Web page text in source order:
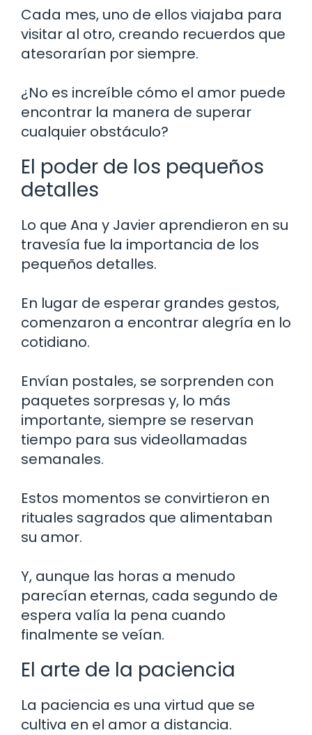
Cada mes, uno de ellos viajaba para
visitar al otro, creando recuerdos que
atesorarían por siempre.
¿No es increíble cómo el amor puede
encontrar la manera de superar
cualquier obstáculo?
El poder de los pequeños
detalles
Lo que Ana y Javier aprendieron en su
travesía fue la importancia de los
pequeños detalles.
En lugar de esperar grandes gestos,
comenzaron a encontrar alegría en lo
cotidiano.
Envían postales, se sorprenden con
paquetes sorpresas y, lo más
importante, siempre se reservan
tiempo para sus videollamadas
semanales.
Estos momentos se convirtieron en
rituales sagrados que alimentaban
su amor.
Y, aunque las horas a menudo
parecían eternas, cada segundo de
espera valía la pena cuando
finalmente se veían.
El arte de la paciencia
La paciencia es una virtud que se
cultiva en el amor a distancia.